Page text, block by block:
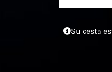
Su cesta